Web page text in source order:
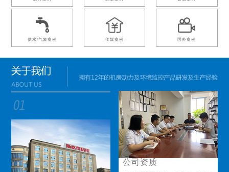
供水/气象案例 传媒案例 国外案例
公司资质